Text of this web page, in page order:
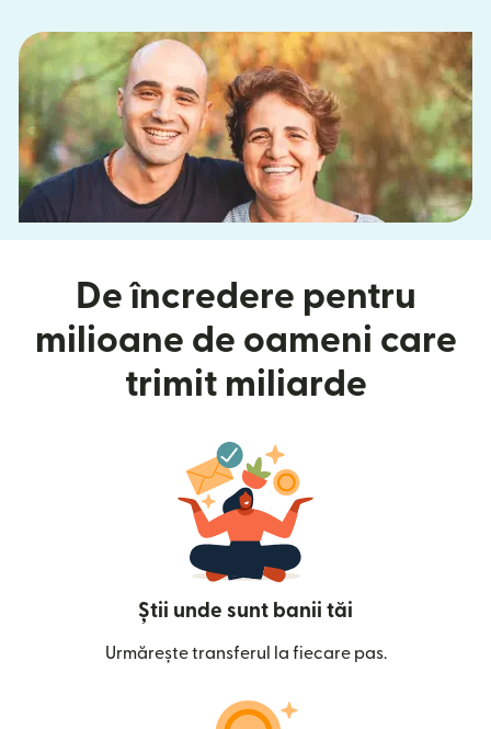
De încredere pentru
milioane de oameni care
trimit miliarde
Știi unde sunt banii tăi
Urmărește transferul la fiecare pas.